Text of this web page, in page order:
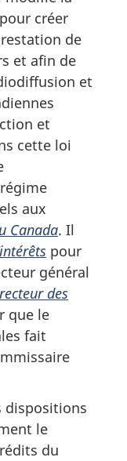
pour créer
de
et afin de
et
et
cette loi
aux
Canada. Il
pour
général
des
que le
fait
dispositions
le
du